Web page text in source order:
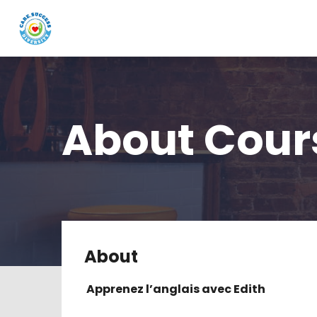
About
About
Apprenez l’anglais avec Edith